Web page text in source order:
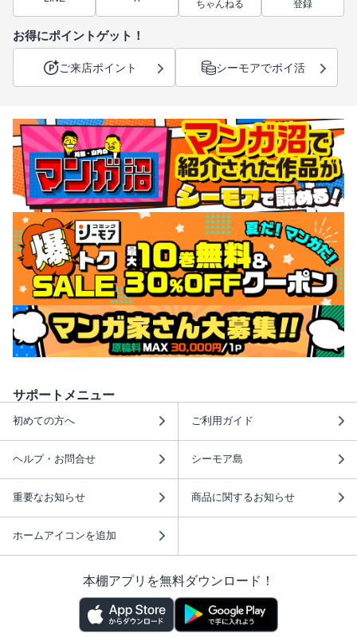
ちゃんねる
登録
お得にポイントゲット！
ご来店ポイント シーモアでポイ活
サポートメニュー
初めての方へ ご利用ガイド
ヘルプ・お問合せ シーモア島
重要なお知らせ 商品に関するお知らせ
ホームアイコンを追加
本棚アプリを無料ダウンロード！